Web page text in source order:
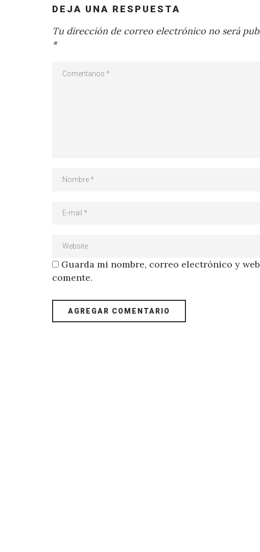
DEJA UNA RESPUESTA
Tu dirección de correo electrónico no será
*
Guarda mi nombre, correo electrónico y
comente.